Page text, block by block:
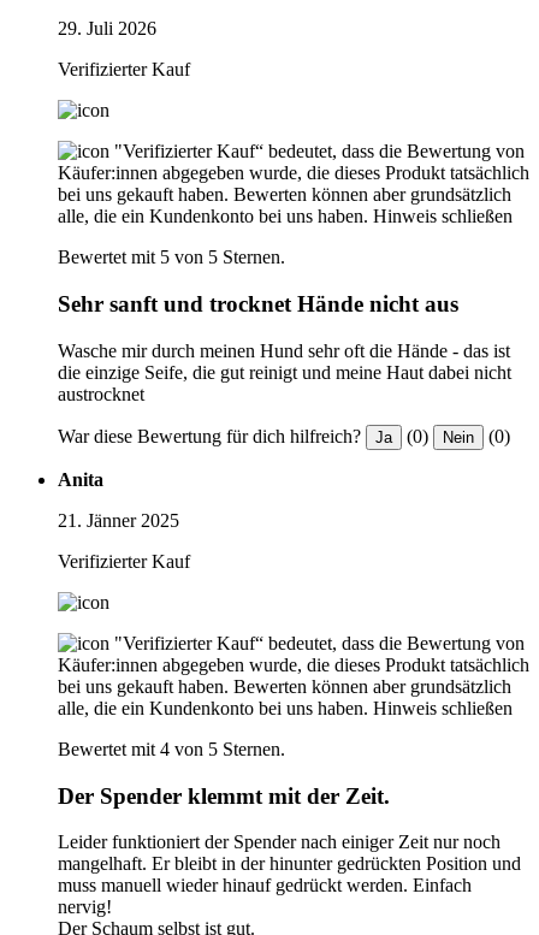
29. Juli 2026
Verifizierter Kauf
"Verifizierter Kauf“ bedeutet, dass die Bewertung von
Käufer:innen abgegeben wurde, die dieses Produkt tatsächlich
bei uns gekauft haben. Bewerten können aber grundsätzlich
alle, die ein Kundenkonto bei uns haben. Hinweis schließen
Bewertet mit 5 von 5 Sternen.
Sehr sanft und trocknet Hände nicht aus
Wasche mir durch meinen Hund sehr oft die Hände - das ist
die einzige Seife, die gut reinigt und meine Haut dabei nicht
austrocknet
War diese Bewertung für dich hilfreich? Ja (0) Nein (0)
Anita
21. Jänner 2025
Verifizierter Kauf
"Verifizierter Kauf“ bedeutet, dass die Bewertung von
Käufer:innen abgegeben wurde, die dieses Produkt tatsächlich
bei uns gekauft haben. Bewerten können aber grundsätzlich
alle, die ein Kundenkonto bei uns haben. Hinweis schließen
Bewertet mit 4 von 5 Sternen.
Der Spender klemmt mit der Zeit.
Leider funktioniert der Spender nach einiger Zeit nur noch
mangelhaft. Er bleibt in der hinunter gedrückten Position und
muss manuell wieder hinauf gedrückt werden. Einfach
nervig!
Der Schaum selbst ist gut.